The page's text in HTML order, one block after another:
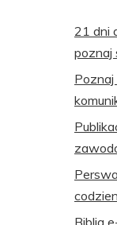
21 dni
poznaj
Poznaj